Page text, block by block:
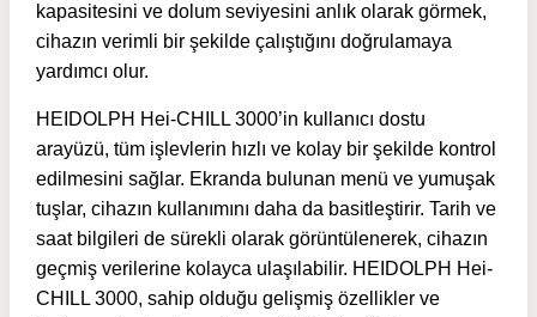
kapasitesini ve dolum seviyesini anlık olarak görmek,
cihazın verimli bir şekilde çalıştığını doğrulamaya
yardımcı olur.
HEIDOLPH Hei-CHILL 3000’in kullanıcı dostu
arayüzü, tüm işlevlerin hızlı ve kolay bir şekilde kontrol
edilmesini sağlar. Ekranda bulunan menü ve yumuşak
tuşlar, cihazın kullanımını daha da basitleştirir. Tarih ve
saat bilgileri de sürekli olarak görüntülenerek, cihazın
geçmiş verilerine kolayca ulaşılabilir. HEIDOLPH Hei-
CHILL 3000, sahip olduğu gelişmiş özellikler ve